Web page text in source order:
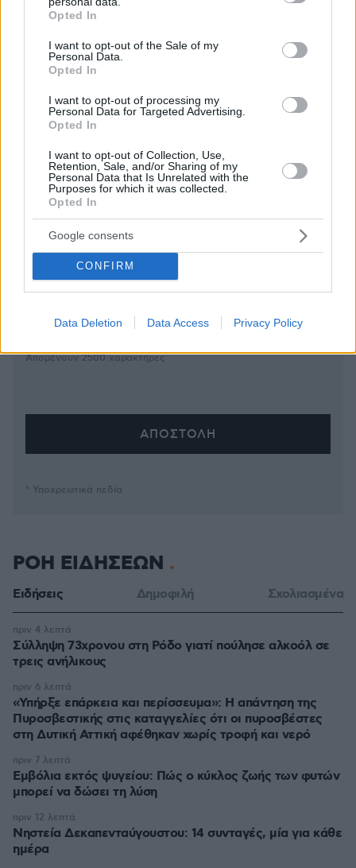
grant or deny consent to Google and its third-party tags to
use your data for below specified purposes in below Google
consent section.
Opted In
I want to opt-out of the Sale of my
Personal Data.
Opted In
I want to opt-out of processing my
Personal Data for Targeted Advertising.
Opted In
I want to opt-out of Collection, Use,
Retention, Sale, and/or Sharing of my
Personal Data that Is Unrelated with the
Purposes for which it was collected.
Opted In
Google consents
CONFIRM
Data Deletion Data Access Privacy Policy
ΌΝΟΜΑ *
EMAIL
ΣΧΌΛΙΟ *
Απομένουν2500χαρακτήρες
* Υποχρεωτικά πεδία
ΡΟΗ ΕΙΔΗΣΕΩΝ
Ειδήσεις Δημοφιλή Σχολιασμένα
Σύλληψη 73χρονου στη Ρόδο γιατί πούλησε αλκοόλ σε
τρεις ανήλικους
πριν 4 λεπτά
«Υπήρξε επάρκεια και περίσσευμα»: Η απάντηση της
Πυροσβεστικής στις καταγγελίες ότι οι πυροσβέστες
στη Δυτική Αττική αφέθηκαν χωρίς τροφή και νερό
πριν 6 λεπτά
Εμβόλια εκτός ψυγείου: Πώς ο κύκλος ζωής των φυτών
μπορεί να δώσει τη λύση
πριν 7 λεπτά
Νηστεία Δεκαπενταύγουστου: 14 συνταγές, μία για κάθε
ημέρα
πριν 12 λεπτά